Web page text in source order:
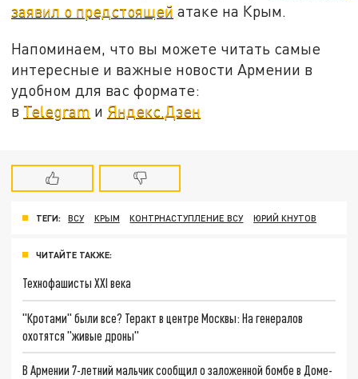
заявил о предстоящей атаке на Крым.
Напоминаем, что вы можете читать самые
интересные и важные новости Армении в
удобном для вас формате:
в Telegram и Яндекс.Дзен
ТЕГИ: ВСУ КРЫМ КОНТРНАСТУПЛЕНИЕ ВСУ ЮРИЙ КНУТОВ
ЧИТАЙТЕ ТАКЖЕ:
Технофашисты XXI века
"Кротами" были все? Теракт в центре Москвы: На генералов
охотятся "живые дроны"
В Армении 7-летний мальчик сообщил о заложенной бомбе в Доме-